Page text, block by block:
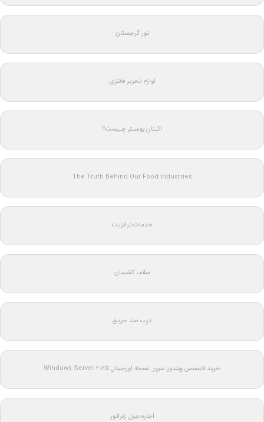
تور گرجستان
لوازم تحریر فانتزی
اکـتان بوسـتر چـیست؟
The Truth Behind Our Food Industries
خدمات ترانزیت
سقف کشسان
درب ضد حریق
خرید لایسنس ویندوز سرور: نسخه اورجینال Windows Server 2025
اجاره دیزل ژنراتور